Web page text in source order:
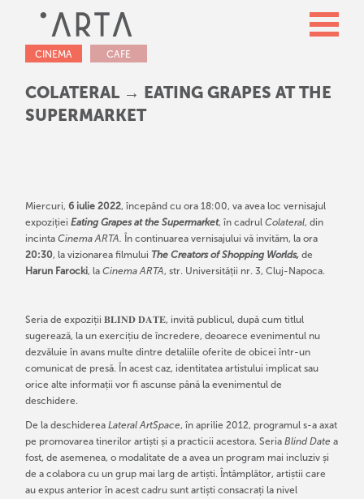
CINEMA CAFE
COLATERAL → EATING GRAPES AT THE
SUPERMARKET
Miercuri,6 iulie 2022, începând cu ora 18:00, va avea loc vernisajul
expozițieiEating Grapes at the Supermarket, în cadrulColateral, din
incinta Cinema ARTA. În continuarea vernisajului vă invităm, la ora
20:30, la vizionarea filmului The Creators of Shopping Worlds,de
Harun Farocki, laCinema ARTA, str. Universității nr. 3, Cluj-Napoca.
Seria de expoziții 𝐁𝐋𝐈𝐍𝐃 𝐃𝐀𝐓𝐄, invită publicul, după cum titlul
sugerează, la un exercițiu de încredere, deoarece evenimentul nu
dezvăluie în avans multe dintre detaliile oferite de obicei într-un
comunicat de presă. În acest caz, identitatea artistului implicat sau
orice alte informații vor fi ascunse până la evenimentul de
deschidere.
De la deschidereaLateral ArtSpace, în aprilie 2012, programul s-a axat
pe promovarea tinerilor artiști și a practicii acestora. SeriaBlind Date a
fost, de asemenea, o modalitate de a avea un program mai incluziv și
de a colabora cu un grup mai larg de artiști. Întâmplător, artiștii care
au expus anterior în acest cadru sunt artiști consacrați la nivel